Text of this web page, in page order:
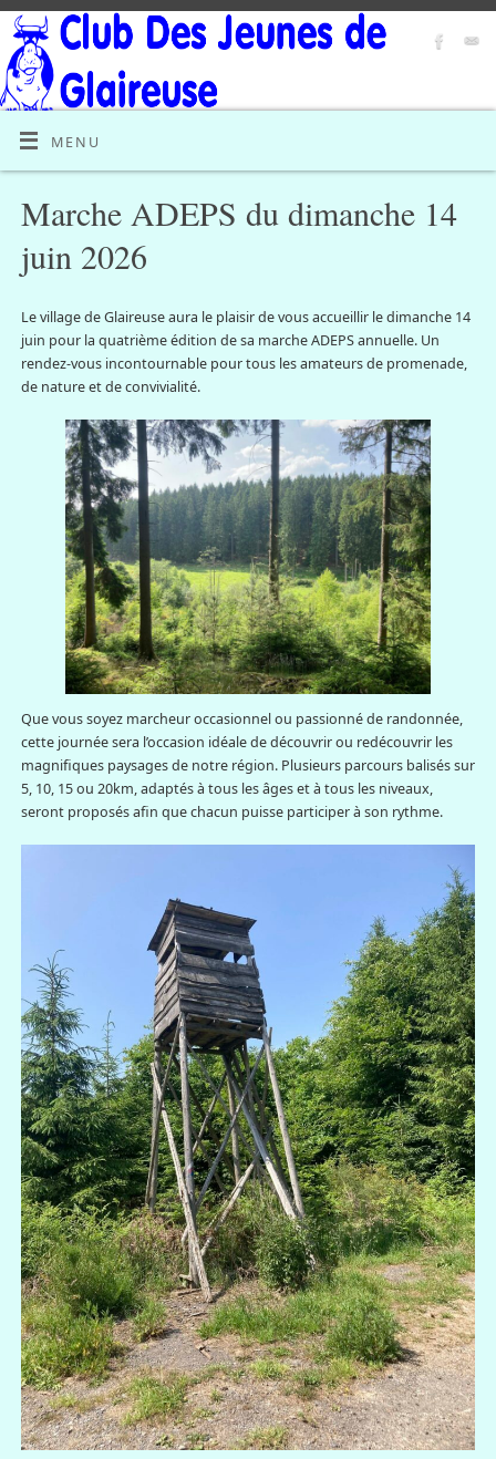
MENU
Marche ADEPS du dimanche 14
juin 2026
Le village de Glaireuse aura le plaisir de vous accueillir le dimanche 14
juin pour la quatrième édition de sa marche ADEPS annuelle. Un
rendez-vous incontournable pour tous les amateurs de promenade,
de nature et de convivialité.
Que vous soyez marcheur occasionnel ou passionné de randonnée,
cette journée sera l’occasion idéale de découvrir ou redécouvrir les
magnifiques paysages de notre région. Plusieurs parcours balisés sur
5, 10, 15 ou 20km, adaptés à tous les âges et à tous les niveaux,
seront proposés afin que chacun puisse participer à son rythme.